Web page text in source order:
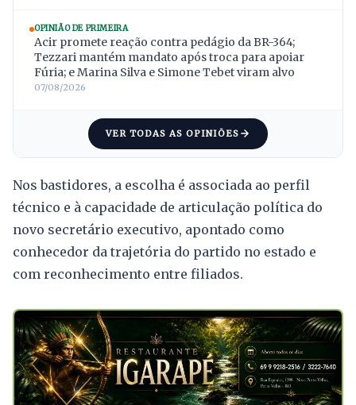
OPINIÃO DE PRIMEIRA
Acir promete reação contra pedágio da BR-364;
Tezzari mantém mandato após troca para apoiar
Fúria; e Marina Silva e Simone Tebet viram alvo
07/08/2026
VER TODAS AS OPINIÕES
Nos bastidores, a escolha é associada ao perfil
técnico e à capacidade de articulação política do
novo secretário executivo, apontado como
conhecedor da trajetória do partido no estado e
com reconhecimento entre filiados.